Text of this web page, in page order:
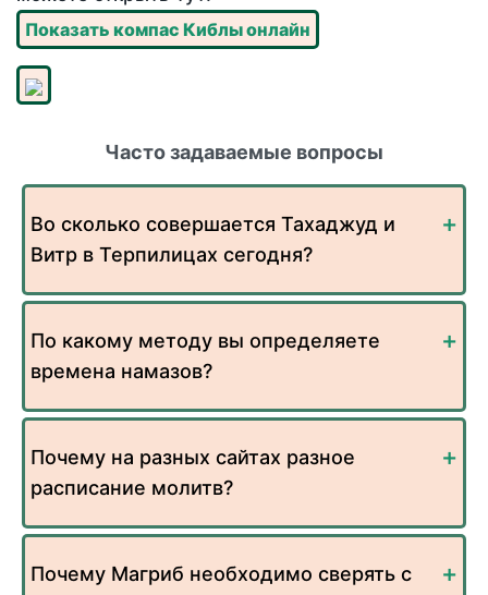
Показать компас Киблы онлайн
Часто задаваемые вопросы
Во сколько совершается Тахаджуд и
Витр в Терпилицах сегодня?
По какому методу вы определяете
времена намазов?
Почему на разных сайтах разное
расписание молитв?
Почему Магриб необходимо сверять с